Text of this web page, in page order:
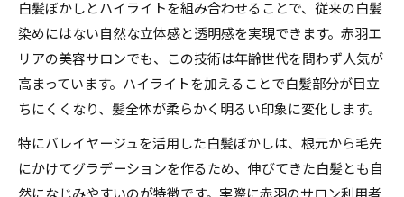
白髪ぼかしとハイライトを組み合わせることで、従来の白髪
染めにはない自然な立体感と透明感を実現できます。赤羽エ
リアの美容サロンでも、この技術は年齢世代を問わず人気が
高まっています。ハイライトを加えることで白髪部分が目立
ちにくくなり、髪全体が柔らかく明るい印象に変化します。
特にバレイヤージュを活用した白髪ぼかしは、根元から毛先
にかけてグラデーションを作るため、伸びてきた白髪とも自